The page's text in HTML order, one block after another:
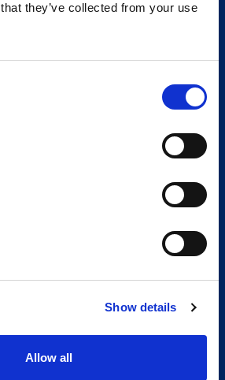
they’ve collected from your use
Show details
Allow all